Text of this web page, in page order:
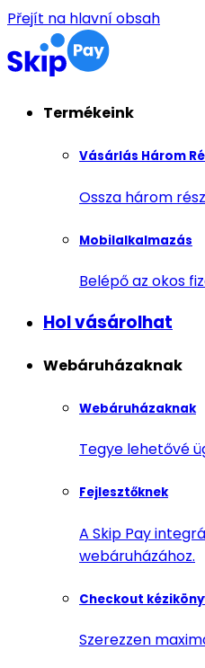
Přejít na hlavní obsah
Termékeink
Vásárlás Három
Ossza három
Mobilalkalmazás
Belépő az okos
Hol vásárolhat
Webáruházaknak
Webáruházaknak
Tegye lehetővé
Fejlesztőknek
A Skip Pay
webáruházához.
Checkout
Szerezzen